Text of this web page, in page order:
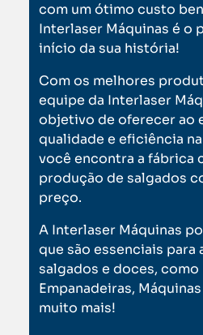
com um ótimo custo
Interlaser Máquinas é o
início da sua história!
Com os melhores
equipe da Interlaser
objetivo de oferecer ao
qualidade e eficiência
você encontra a fábrica
produção de salgados
preço.
A Interlaser Máquinas
que são essenciais para
salgados e doces, como
Empanadeiras,
muito mais!